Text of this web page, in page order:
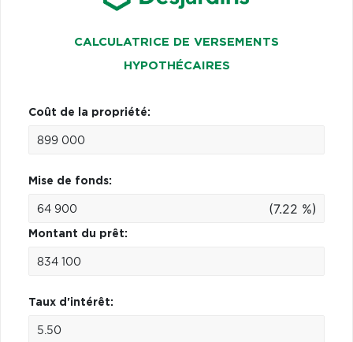
CALCULATRICE DE VERSEMENTS
HYPOTHÉCAIRES
Coût de la propriété:
Mise de fonds:
(7.22 %)
Montant du prêt:
Taux d'intérêt: